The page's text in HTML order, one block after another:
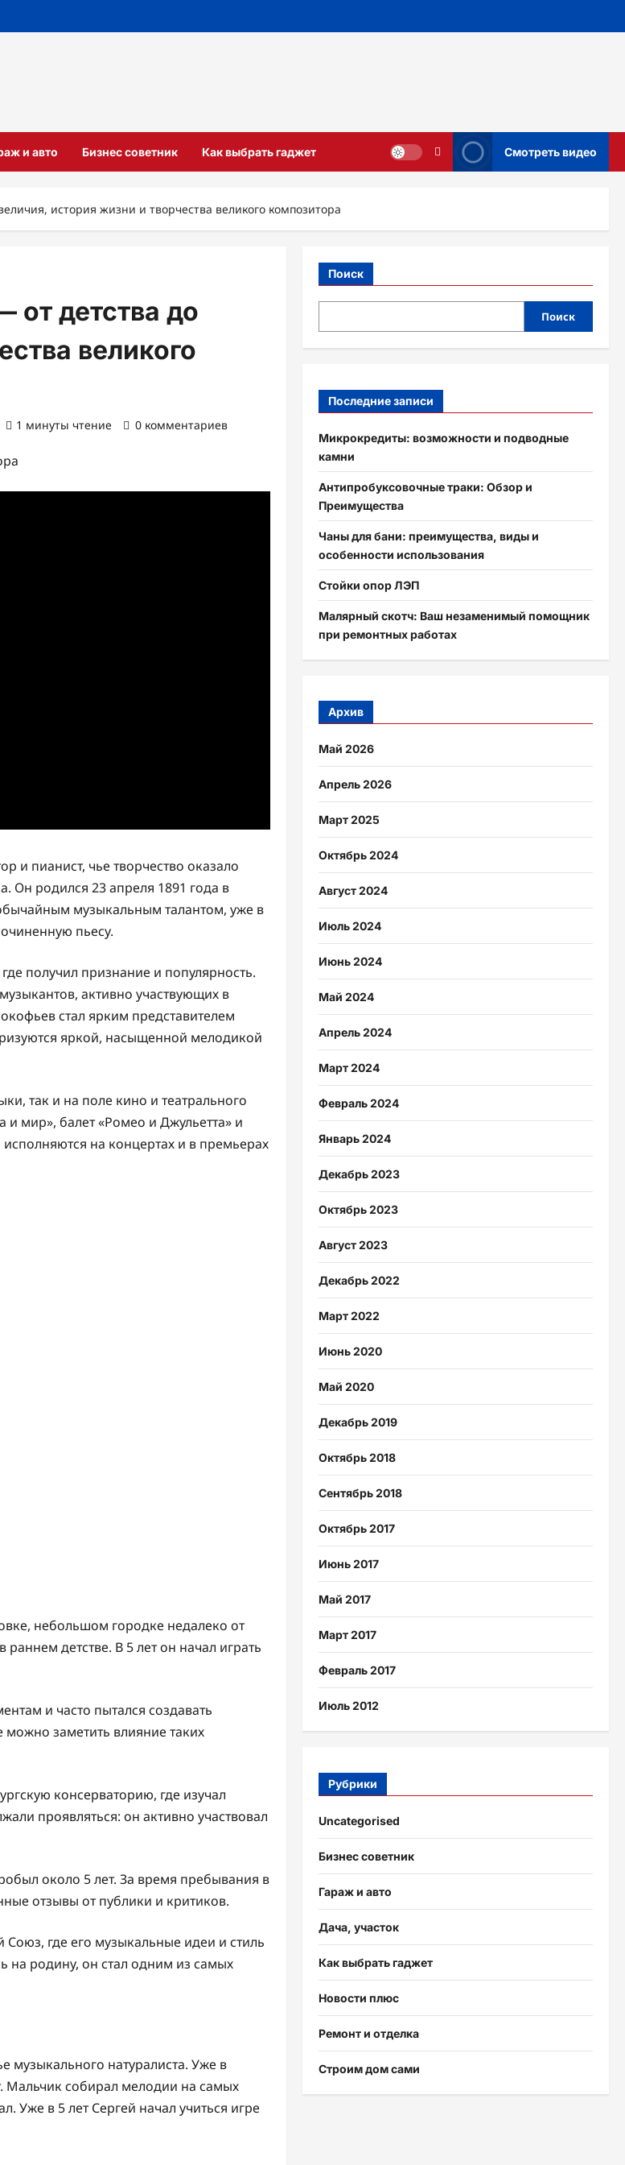
и авто Бизнес советник Как выбрать гаджет Смотреть видео
история жизни и творчества великого композитора
от детства до
великого
1 минуты чтение 0 комментариев
и пианист, чье творчество оказало
Он родился 23 апреля 1891 года в
музыкальным талантом, уже в
пьесу.
получил признание и популярность.
активно участвующих в
стал ярким представителем
яркой, насыщенной мелодикой
так и на поле кино и театрального
и мир», балет «Ромео и Джульетта» и
на концертах и в премьерах
небольшом городке недалеко от
детстве. В 5 лет он начал играть
и часто пытался создавать
заметить влияние таких
консерваторию, где изучал
проявляться: он активно участвовал
около 5 лет. За время пребывания в
отзывы от публики и критиков.
где его музыкальные идеи и стиль
на родину, он стал одним из самых
музыкального натуралиста. Уже в
Мальчик собирал мелодии на самых
Уже в 5 лет Сергей начал учиться игре
Поиск
Поиск
Последние записи
Микрокредиты: возможности и подводные
камни
Антипробуксовочные траки: Обзор и
Преимущества
Чаны для бани: преимущества, виды и
особенности использования
Стойки опор ЛЭП
Малярный скотч: Ваш незаменимый помощник
при ремонтных работах
Архив
Май 2026
Апрель 2026
Март 2025
Октябрь 2024
Август 2024
Июль 2024
Июнь 2024
Май 2024
Апрель 2024
Март 2024
Февраль 2024
Январь 2024
Декабрь 2023
Октябрь 2023
Август 2023
Декабрь 2022
Март 2022
Июнь 2020
Май 2020
Декабрь 2019
Октябрь 2018
Сентябрь 2018
Октябрь 2017
Июнь 2017
Май 2017
Март 2017
Февраль 2017
Июль 2012
Рубрики
Uncategorised
Бизнес советник
Гараж и авто
Дача, участок
Как выбрать гаджет
Новости плюс
Ремонт и отделка
Строим дом сами